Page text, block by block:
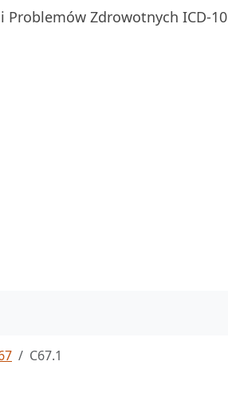
Problemów Zdrowotnych ICD-10
C67.1